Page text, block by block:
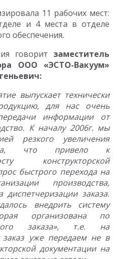
11 рабочих мест:
и 4 места в отделе
обеспечения.
говорит заместитель
ООО «ЭСТО-Вакуум»
выпускает технически
для нас очень
информации от
К началу 2006г. мы
резкого увеличения
что привело к
конструкторской
быстрого перехода на
производства,
диспетчеризации заказа.
внедрить систему
организована по
заказа», т.е. на
уже передаем не в
документации на